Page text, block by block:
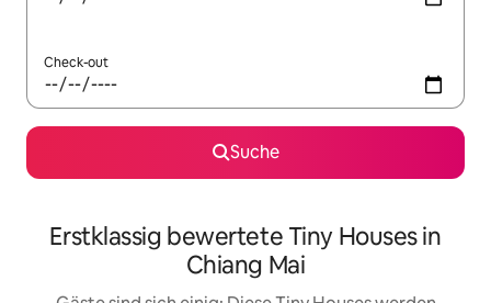
Check-out
Suche
Erstklassig bewertete Tiny Houses in
Chiang Mai